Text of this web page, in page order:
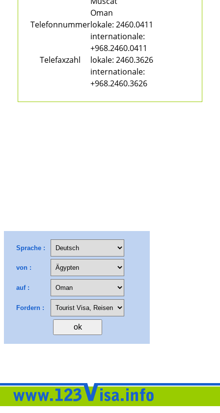
Oman
Telefonnummerlokale: 2460.0411
internationale:
+968.2460.0411
Telefaxzahl
lokale: 2460.3626
internationale:
+968.2460.3626